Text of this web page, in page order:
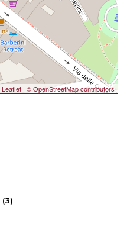
Leaflet | © OpenStreetMap contributors
(3)